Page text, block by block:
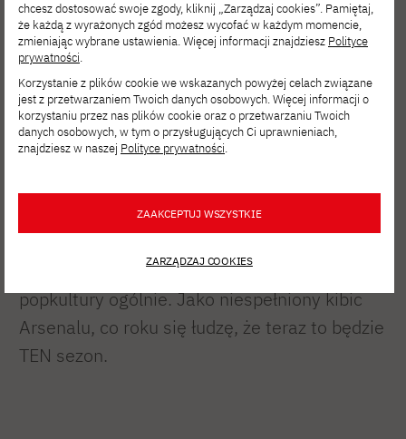
Technik Specjalista
Motion Capture.
Współpracę z PJATK zacząłem w 2015 r. od
projektów badawczych, by później zająć się
wyłącznie mocapem. Na pytanie, od jak
Kiedy raz na parę lat mam wenę, to kręcę
jestem fanem technologii, kina, gier wideo i
popkultury ogólnie. Jako niespełniony kibic
Arsenalu, co roku się łudzę, że teraz to będzie
TEN sezon.
chcesz dostosować swoje zgody, kliknij „Zarządzaj cookies”. Pamiętaj,
że każdą z wyrażonych zgód możesz wycofać w każdym momencie,
zmieniając wybrane ustawienia. Więcej informacji znajdziesz Polityce
prywatności.
Korzystanie z plików cookie we wskazanych powyżej celach związane
jest z przetwarzaniem Twoich danych osobowych. Więcej informacji o
korzystaniu przez nas plików cookie oraz o przetwarzaniu Twoich
danych osobowych, w tym o przysługujących Ci uprawnieniach,
znajdziesz w naszej Polityce prywatności.
ZAAKCEPTUJ WSZYSTKIE
ZARZĄDZAJ COOKIES